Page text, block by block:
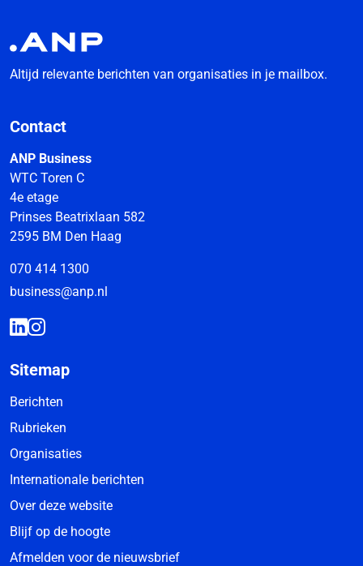
Altijd relevante berichten van organisaties in je mailbox.
Contact
ANP Business
WTC Toren C
4e etage
Prinses Beatrixlaan 582
2595 BM Den Haag
070 414 1300
business@anp.nl
Sitemap
Berichten
Rubrieken
Organisaties
Internationale berichten
Over deze website
Blijf op de hoogte
Afmelden voor de nieuwsbrief